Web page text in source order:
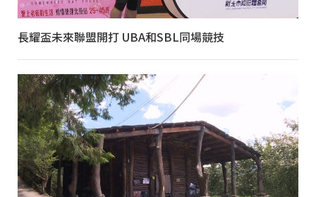
長耀盃未來聯盟開打 UBA和SBL同場競技